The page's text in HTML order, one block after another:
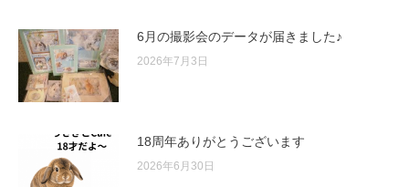
6月の撮影会のデータが届きました♪
2026年7月3日
18周年ありがとうございます
2026年6月30日